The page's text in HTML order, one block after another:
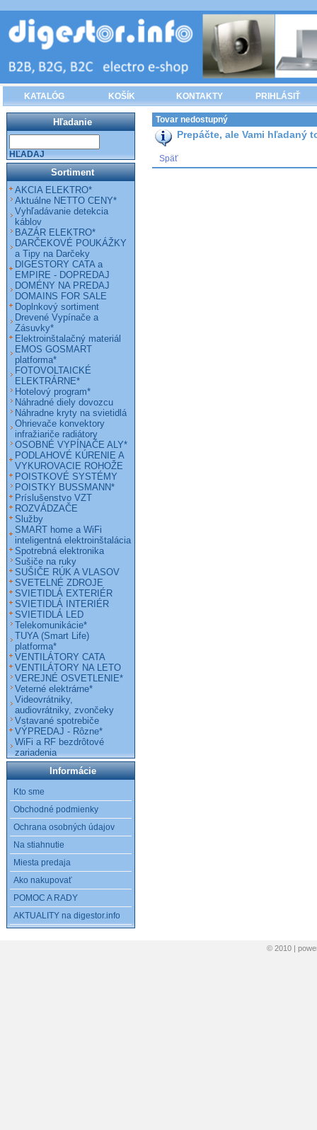
KATALÓG KOŠÍK KONTAKTY PRIHLÁSIŤ
Tovar nedostupný
Prepáčte, ale Vami hľadaný
Späť
Hľadanie
HĽADAJ
Sortiment
AKCIA ELEKTRO*
Aktuálne NETTO CENY*
Vyhľadávanie detekcia
káblov
BAZÁR ELEKTRO*
DARČEKOVÉ POUKÁŽKY
a Tipy na Darčeky
DIGESTORY CATA a
EMPIRE - DOPREDAJ
DOMÉNY NA PREDAJ
DOMAINS FOR SALE
Doplnkový sortiment
Drevené Vypínače a
Zásuvky*
Elektroinštalačný materiál
EMOS GOSMART
platforma*
FOTOVOLTAICKÉ
ELEKTRÁRNE*
Hotelový program*
Náhradné diely dovozcu
Náhradne kryty na svietidlá
Ohrievače konvektory
infražiariče radiátory
OSOBNÉ VYPÍNAČE ALY*
PODLAHOVÉ KÚRENIE A
VYKUROVACIE ROHOŽE
POISTKOVÉ SYSTÉMY
POISTKY BUSSMANN*
Príslušenstvo VZT
ROZVÁDZAČE
Služby
SMART home a WiFi
inteligentná elektroinštalácia
Spotrebná elektronika
Sušiče na ruky
SUŠIČE RÚK A VLASOV
SVETELNÉ ZDROJE
SVIETIDLÁ EXTERIÉR
SVIETIDLÁ INTERIÉR
SVIETIDLÁ LED
Telekomunikácie*
TUYA (Smart Life)
platforma*
VENTILÁTORY CATA
VENTILÁTORY NA LETO
VEREJNÉ OSVETLENIE*
Veterné elektrárne*
Videovrátniky,
audiovrátniky, zvončeky
Vstavané spotrebiče
VÝPREDAJ - Rôzne*
WiFi a RF bezdrôtové
zariadenia
Informácie
Kto sme
Obchodné podmienky
Ochrana osobných údajov
Na stiahnutie
Miesta predaja
Ako nakupovať
POMOC A RADY
AKTUALITY na digestor.info
© 2010 |